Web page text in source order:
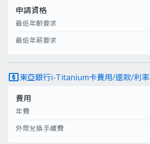
申請資格
最低年齡要求
最低年薪要求
local_atm東亞銀行i-Titanium卡費用/還款/利率
費用
年費
外幣兌換手續費